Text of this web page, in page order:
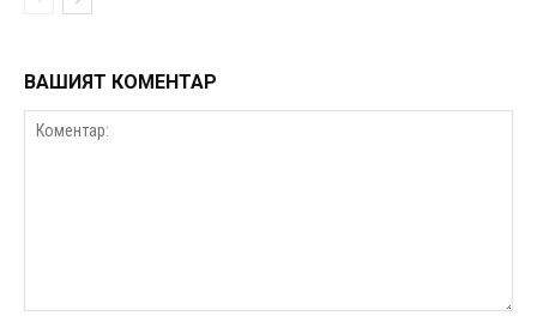
ВАШИЯТ КОМЕНТАР